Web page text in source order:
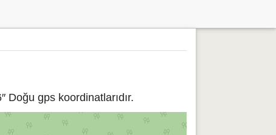
Doğu gps koordinatlarıdır.